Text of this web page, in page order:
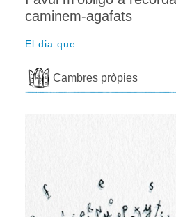
caminem-agafats
El dia que
Cambres pròpies